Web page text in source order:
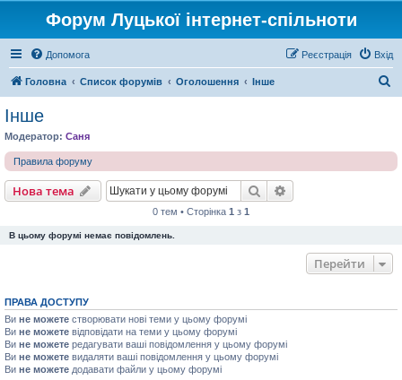
Форум Луцької інтернет-спільноти
Допомога Вхід
Реєстрація
Головна Список форумів Оголошення Інше
к
Інше
Модератор: Саня
Правила форуму
Нова тема Пошук
0 тем • Сторінка 1 з 1
В цьому форумі немає повідомлень.
Перейти
ПРАВА ДОСТУПУ
Ви не можете створювати нові теми у цьому форумі
Ви не можете відповідати на теми у цьому форумі
Ви не можете редагувати ваші повідомлення у цьому форумі
Ви не можете видаляти ваші повідомлення у цьому форумі
Ви не можете додавати файли у цьому форумі